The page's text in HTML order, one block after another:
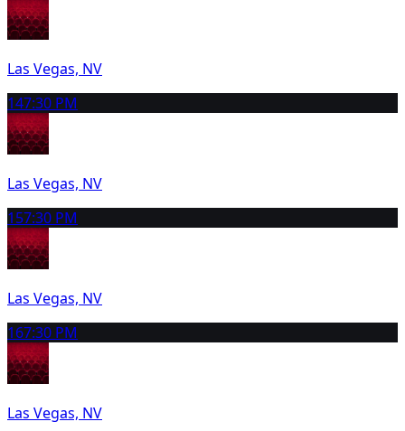
Las Vegas, NV
147:30 PM
Las Vegas, NV
157:30 PM
Las Vegas, NV
167:30 PM
Las Vegas, NV